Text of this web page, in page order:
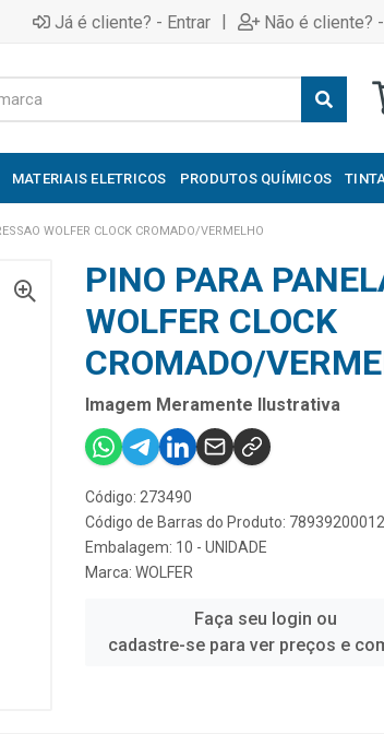
Já é cliente? - Entrar | Não é cliente?
MATERIAIS ELETRICOS PRODUTOS QUÍMICOS
WOLFER CLOCK CROMADO/VERMELHO
PINO PARA
WOLFER CLOCK
CROMADO/
Imagem Meramente Ilustrativa
Código: 273490
Código de Barras do Produto:
Embalagem: 10 - UNIDADE
Marca: WOLFER
Faça seu login ou
cadastre-se para ver preços e